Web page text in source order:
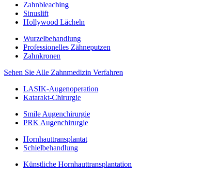
Zahnbleaching
Sinuslift
Hollywood Lächeln
Wurzelbehandlung
Professionelles Zähneputzen
Zahnkronen
Sehen Sie Alle Zahnmedizin Verfahren
LASIK-Augenoperation
Katarakt-Chirurgie
Smile Augenchirurgie
PRK Augenchirurgie
Hornhauttransplantat
Schielbehandlung
Künstliche Hornhauttransplantation